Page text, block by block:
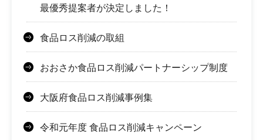
最優秀提案者が決定しました！
食品ロス削減の取組
おおさか食品ロス削減パートナーシップ制度
大阪府食品ロス削減事例集
令和元年度 食品ロス削減キャンペーン